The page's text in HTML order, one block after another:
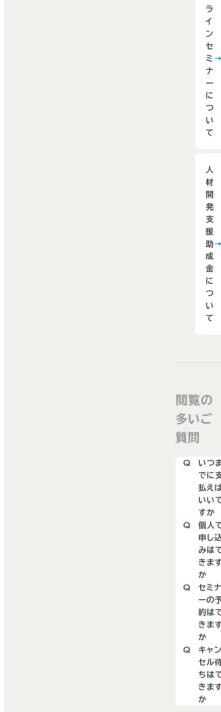
ラ
イ
ン
セ
ミ
ナ
ー
に
つ
い
て
人
材
開
発
支
援
助
成
金
に
つ
い
て
閲覧の
多いご
質問
Q
いつ
でに
払え
いい
すか
A
「請求
書」の
記載
容を
確認
上、ご
送金
ださ
い。
Q
個人
申し
みは
きま
か
A
年2
7日
（月）
もち
して、
個人
よる
Q
セミナ
ーの
約は
きま
か
A
ご予
はお
けで
ませ
Q
キャ
セル
ちは
きま
か